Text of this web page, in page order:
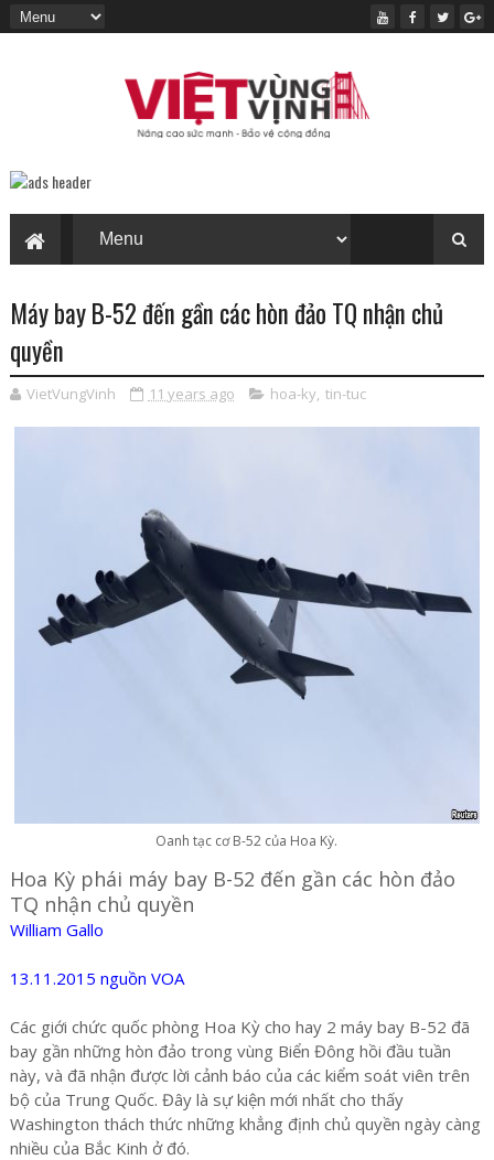
Máy bay B-52 đến gần các hòn đảo TQ nhận chủ
quyền
VietVungVinh 11 years ago hoa-ky, tin-tuc
Oanh tạc cơ B-52 của Hoa Kỳ.
Hoa Kỳ phái máy bay B-52 đến gần các hòn đảo
TQ nhận chủ quyền
William Gallo
13.11.2015 nguồn VOA
Các giới chức quốc phòng Hoa Kỳ cho hay 2 máy bay B-52 đã
bay gần những hòn đảo trong vùng Biển Đông hồi đầu tuần
này, và đã nhận được lời cảnh báo của các kiểm soát viên trên
bộ của Trung Quốc. Đây là sự kiện mới nhất cho thấy
Washington thách thức những khẳng định chủ quyền ngày càng
nhiều của Bắc Kinh ở đó.